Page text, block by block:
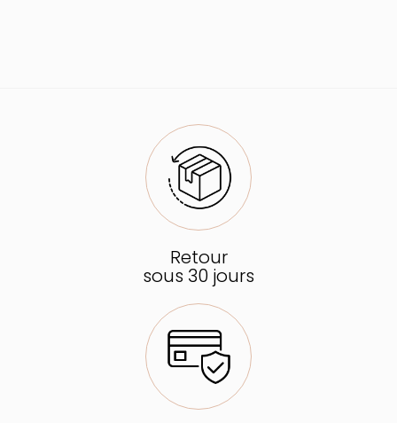
Retour
sous 30 jours